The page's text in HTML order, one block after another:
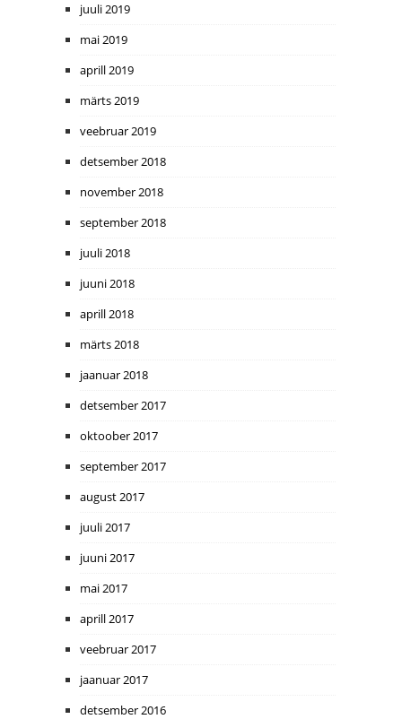
juuli 2019
mai 2019
aprill 2019
märts 2019
veebruar 2019
detsember 2018
november 2018
september 2018
juuli 2018
juuni 2018
aprill 2018
märts 2018
jaanuar 2018
detsember 2017
oktoober 2017
september 2017
august 2017
juuli 2017
juuni 2017
mai 2017
aprill 2017
veebruar 2017
jaanuar 2017
detsember 2016